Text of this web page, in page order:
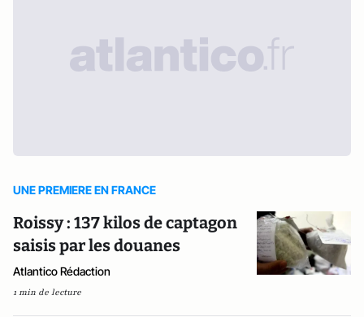
UNE PREMIERE EN FRANCE
Roissy : 137 kilos de captagon
saisis par les douanes
Atlantico Rédaction
1 min de lecture